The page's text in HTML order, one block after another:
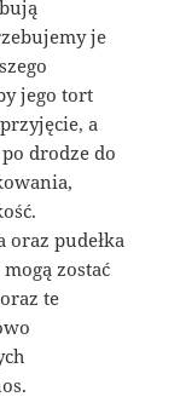
je
jego tort
a
drodze do
pudełka
zostać
te